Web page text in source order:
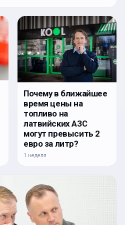
Почему в ближайшее
время цены на
топливо на
латвийских АЗС
могут превысить 2
евро за литр?
1 неделя